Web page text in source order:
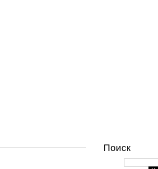
Поиск